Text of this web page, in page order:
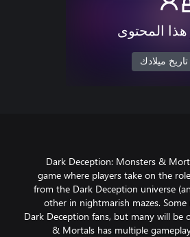
المحتوى
ميلادك
Dark Deception: Monsters &
game where players take on the
from the Dark Deception universe
other in nightmarish mazes.
Dark Deception fans, but many will be
& Mortals has multiple